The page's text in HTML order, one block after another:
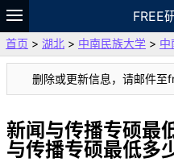
FREE
题库
故事 专题
VIP
资料
首页 > 湖北 > 中南民族大学 > 中
删除或更新信息，请邮件
新闻与传播专硕最
与传播专硕最低多